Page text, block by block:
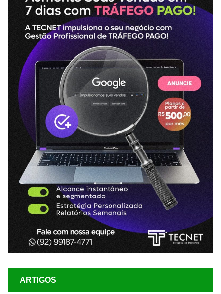
ARTIGOS